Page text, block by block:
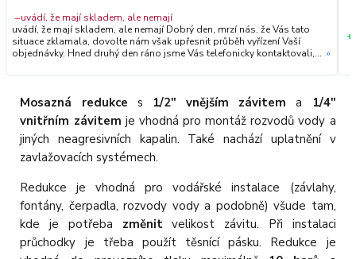
−uvádí, že mají skladem, ale nemají
uvádí, že mají skladem, ale nemají Dobrý den, mrzí nás, že Vás tato
situace zklamala, dovolte nám však upřesnit průběh vyřízení Vaší
objednávky. Hned druhý den ráno jsme Vás telefonicky kontaktovali,
prověřovali jeho dostupnost přímo u dodavatele. Jelikož zboží
všem jsme Vás obratem informovali a náležitě se omluvili.
Zakládáme si na férovém a rychlém jednání. O to více nás mrzí, že i
přes naši okamžitou reakci, osobní telefonát a maximální snahu náš
obchod nedoporučujete. Věříme, že nám v budoucnu dáte příležitost
»
+
Mosazná redukce s 1/2" vnějším závitem a
1/4"
vnitřním závitem je vhodná pro montáž rozvodů vody a
jiných neagresivních kapalin. Také nachází uplatnění v
zavlažovacích systémech.
Redukce je vhodná pro vodářské instalace (závlahy,
fontány, čerpadla, rozvody vody a podobně) všude tam,
kde je potřeba změnitvelikost závitu. Při instalaci
průchodky je třeba použít těsnící pásku. Redukce je